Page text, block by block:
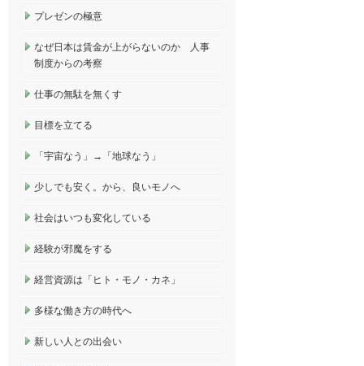
プレゼンの極意
なぜ日本は賃金が上がらないのか 人事
制度からの考察
仕事の無駄を無くす
目標を立てる
「宇宙なう」→「地球なう」
少しでも安く。から、良いモノへ
社会はいつも変化している
経験が邪魔をする
経営資源は「ヒト・モノ・カネ」
多様な働き方の時代へ
新しい人との出会い